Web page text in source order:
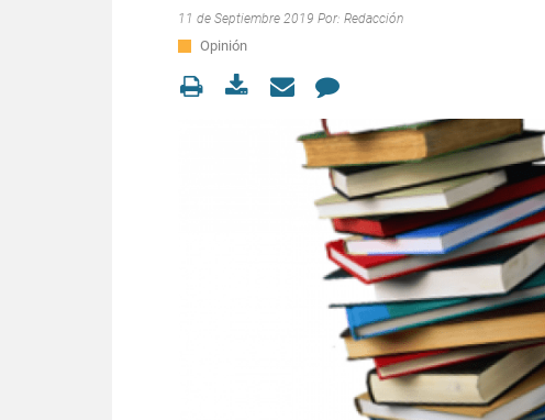
11 de Septiembre 2019 Por: Redacción
Opinión